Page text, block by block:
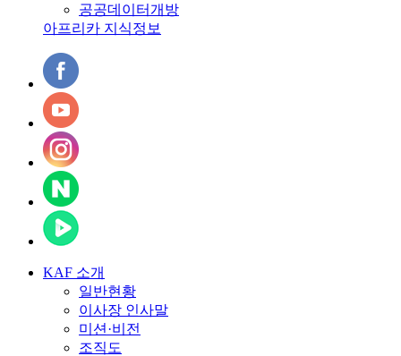
공공데이터개방
아프리카 지식정보
KAF 소개
일반현황
이사장 인사말
미션·비전
조직도